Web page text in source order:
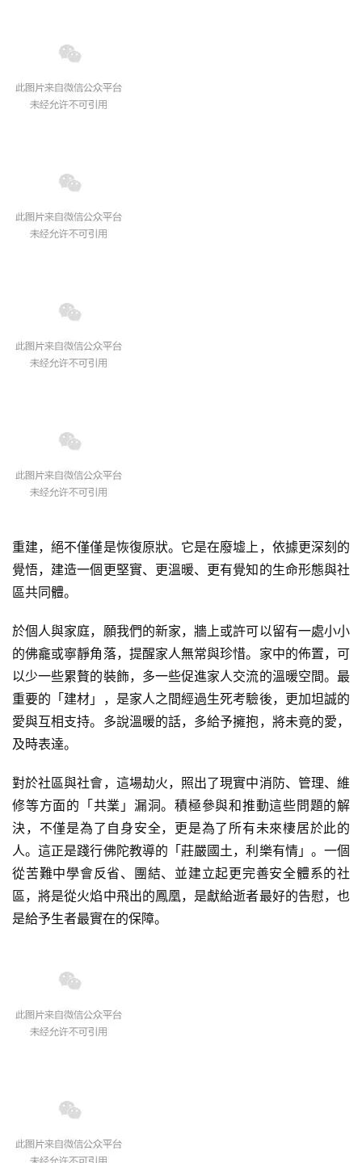
重建，絕不僅僅是恢復原狀。它是在廢墟上，依據更深刻的
覺悟，建造一個更堅實、更溫暖、更有覺知的生命形態與社
區共同體。
於個人與家庭，願我們的新家，牆上或許可以留有一處小小
的佛龕或寧靜角落，提醒家人無常與珍惜。家中的佈置，可
以少一些累贅的裝飾，多一些促進家人交流的溫暖空間。最
重要的「建材」，是家人之間經過生死考驗後，更加坦誠的
愛與互相支持。多說溫暖的話，多給予擁抱，將未竟的愛，
及時表達。
對於社區與社會，這場劫火，照出了現實中消防、管理、維
修等方面的「共業」漏洞。積極參與和推動這些問題的解
決，不僅是為了自身安全，更是為了所有未來棲居於此的
人。這正是踐行佛陀教導的「莊嚴國土，利樂有情」。一個
從苦難中學會反省、團結、並建立起更完善安全體系的社
區，將是從火焰中飛出的鳳凰，是獻給逝者最好的告慰，也
是給予生者最實在的保障。